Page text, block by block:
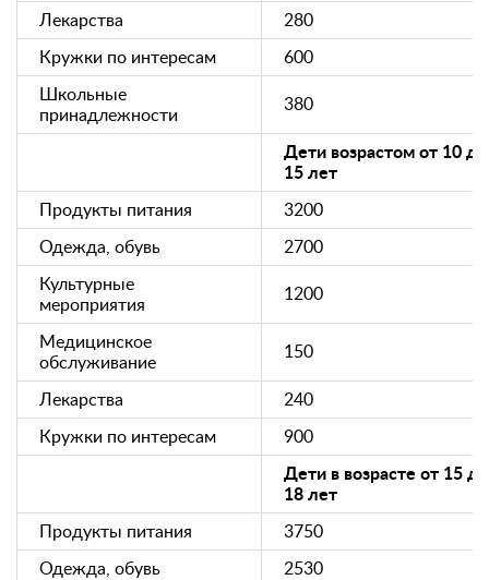
Лекарства
280
Кружки по интересам
600
Школьные
принадлежности
380
Дети возрастом от 10 до
15 лет
Продукты питания
3200
Одежда, обувь
2700
Культурные
мероприятия
1200
Медицинское
обслуживание
150
Лекарства
240
Кружки по интересам
900
Дети в возрасте от 15 до
18 лет
Продукты питания
3750
Одежда, обувь
2530